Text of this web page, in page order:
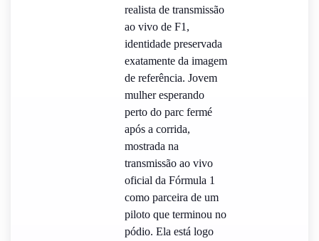
realista de transmissão
ao vivo de F1,
identidade preservada
exatamente da imagem
de referência. Jovem
mulher esperando
perto do parc fermé
após a corrida,
mostrada na
transmissão ao vivo
oficial da Fórmula 1
como parceira de um
piloto que terminou no
pódio. Ela está logo